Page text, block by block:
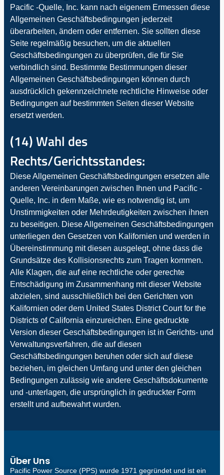
Pacific -Quelle, Inc. kann nach eigenem Ermessen diese
Allgemeinen Geschäftsbedingungen jederzeit
überarbeiten, ändern oder entfernen. Sie sollten diese
Seite regelmäßig besuchen, um die aktuellen
Geschäftsbedingungen zu überprüfen, die für Sie
verbindlich sind. Bestimmte Bestimmungen dieser
Allgemeinen Geschäftsbedingungen können durch
ausdrücklich gekennzeichnete rechtliche Hinweise oder
Bedingungen auf bestimmten Seiten dieser Website
ersetzt werden.
(14) Wahl des
Rechts/Gerichtsstandes:
Diese Allgemeinen Geschäftsbedingungen ersetzen alle
anderen Vereinbarungen zwischen Ihnen und Pacific -
Quelle, Inc. in dem Maße, wie es notwendig ist, um
Unstimmigkeiten oder Mehrdeutigkeiten zwischen ihnen
zu beseitigen. Diese Allgemeinen Geschäftsbedingungen
unterliegen den Gesetzen von Kalifornien und werden in
Übereinstimmung mit diesen ausgelegt, ohne dass die
Grundsätze des Kollisionsrechts zum Tragen kommen.
Alle Klagen, die auf eine rechtliche oder gerechte
Entschädigung im Zusammenhang mit dieser Website
abzielen, sind ausschließlich bei den Gerichten von
Kalifornien oder dem United States District Court for the
Districts of California einzureichen. Eine gedruckte
Version dieser Geschäftsbedingungen ist in Gerichts- und
Verwaltungsverfahren, die auf diesen
Geschäftsbedingungen beruhen oder sich auf diese
beziehen, im gleichen Umfang und unter den gleichen
Bedingungen zulässig wie andere Geschäftsdokumente
und -unterlagen, die ursprünglich in gedruckter Form
erstellt und aufbewahrt wurden.
Über Uns
Pacific Power Source (PPS) wurde 1971 gegründet und ist ein